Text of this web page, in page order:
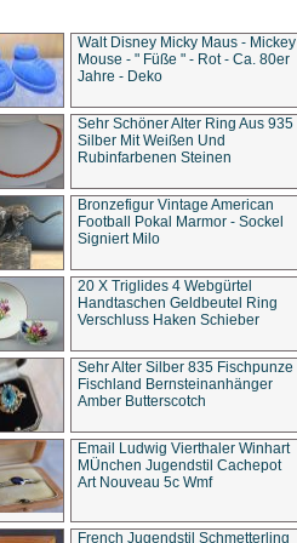
Walt Disney Micky Maus - Mickey
Mouse - " Füße " - Rot - Ca. 80er
Jahre - Deko
Sehr Schöner Alter Ring Aus 935
Silber Mit Weißen Und
Rubinfarbenen Steinen
Bronzefigur Vintage American
Football Pokal Marmor - Sockel
Signiert Milo
20 X Triglides 4 Webgürtel
Handtaschen Geldbeutel Ring
Verschluss Haken Schieber
Sehr Alter Silber 835 Fischpunze
Fischland Bernsteinanhänger
Amber Butterscotch
Email Ludwig Vierthaler Winhart
MÜnchen Jugendstil Cachepot
Art Nouveau 5c Wmf
French Jugendstil Schmetterling